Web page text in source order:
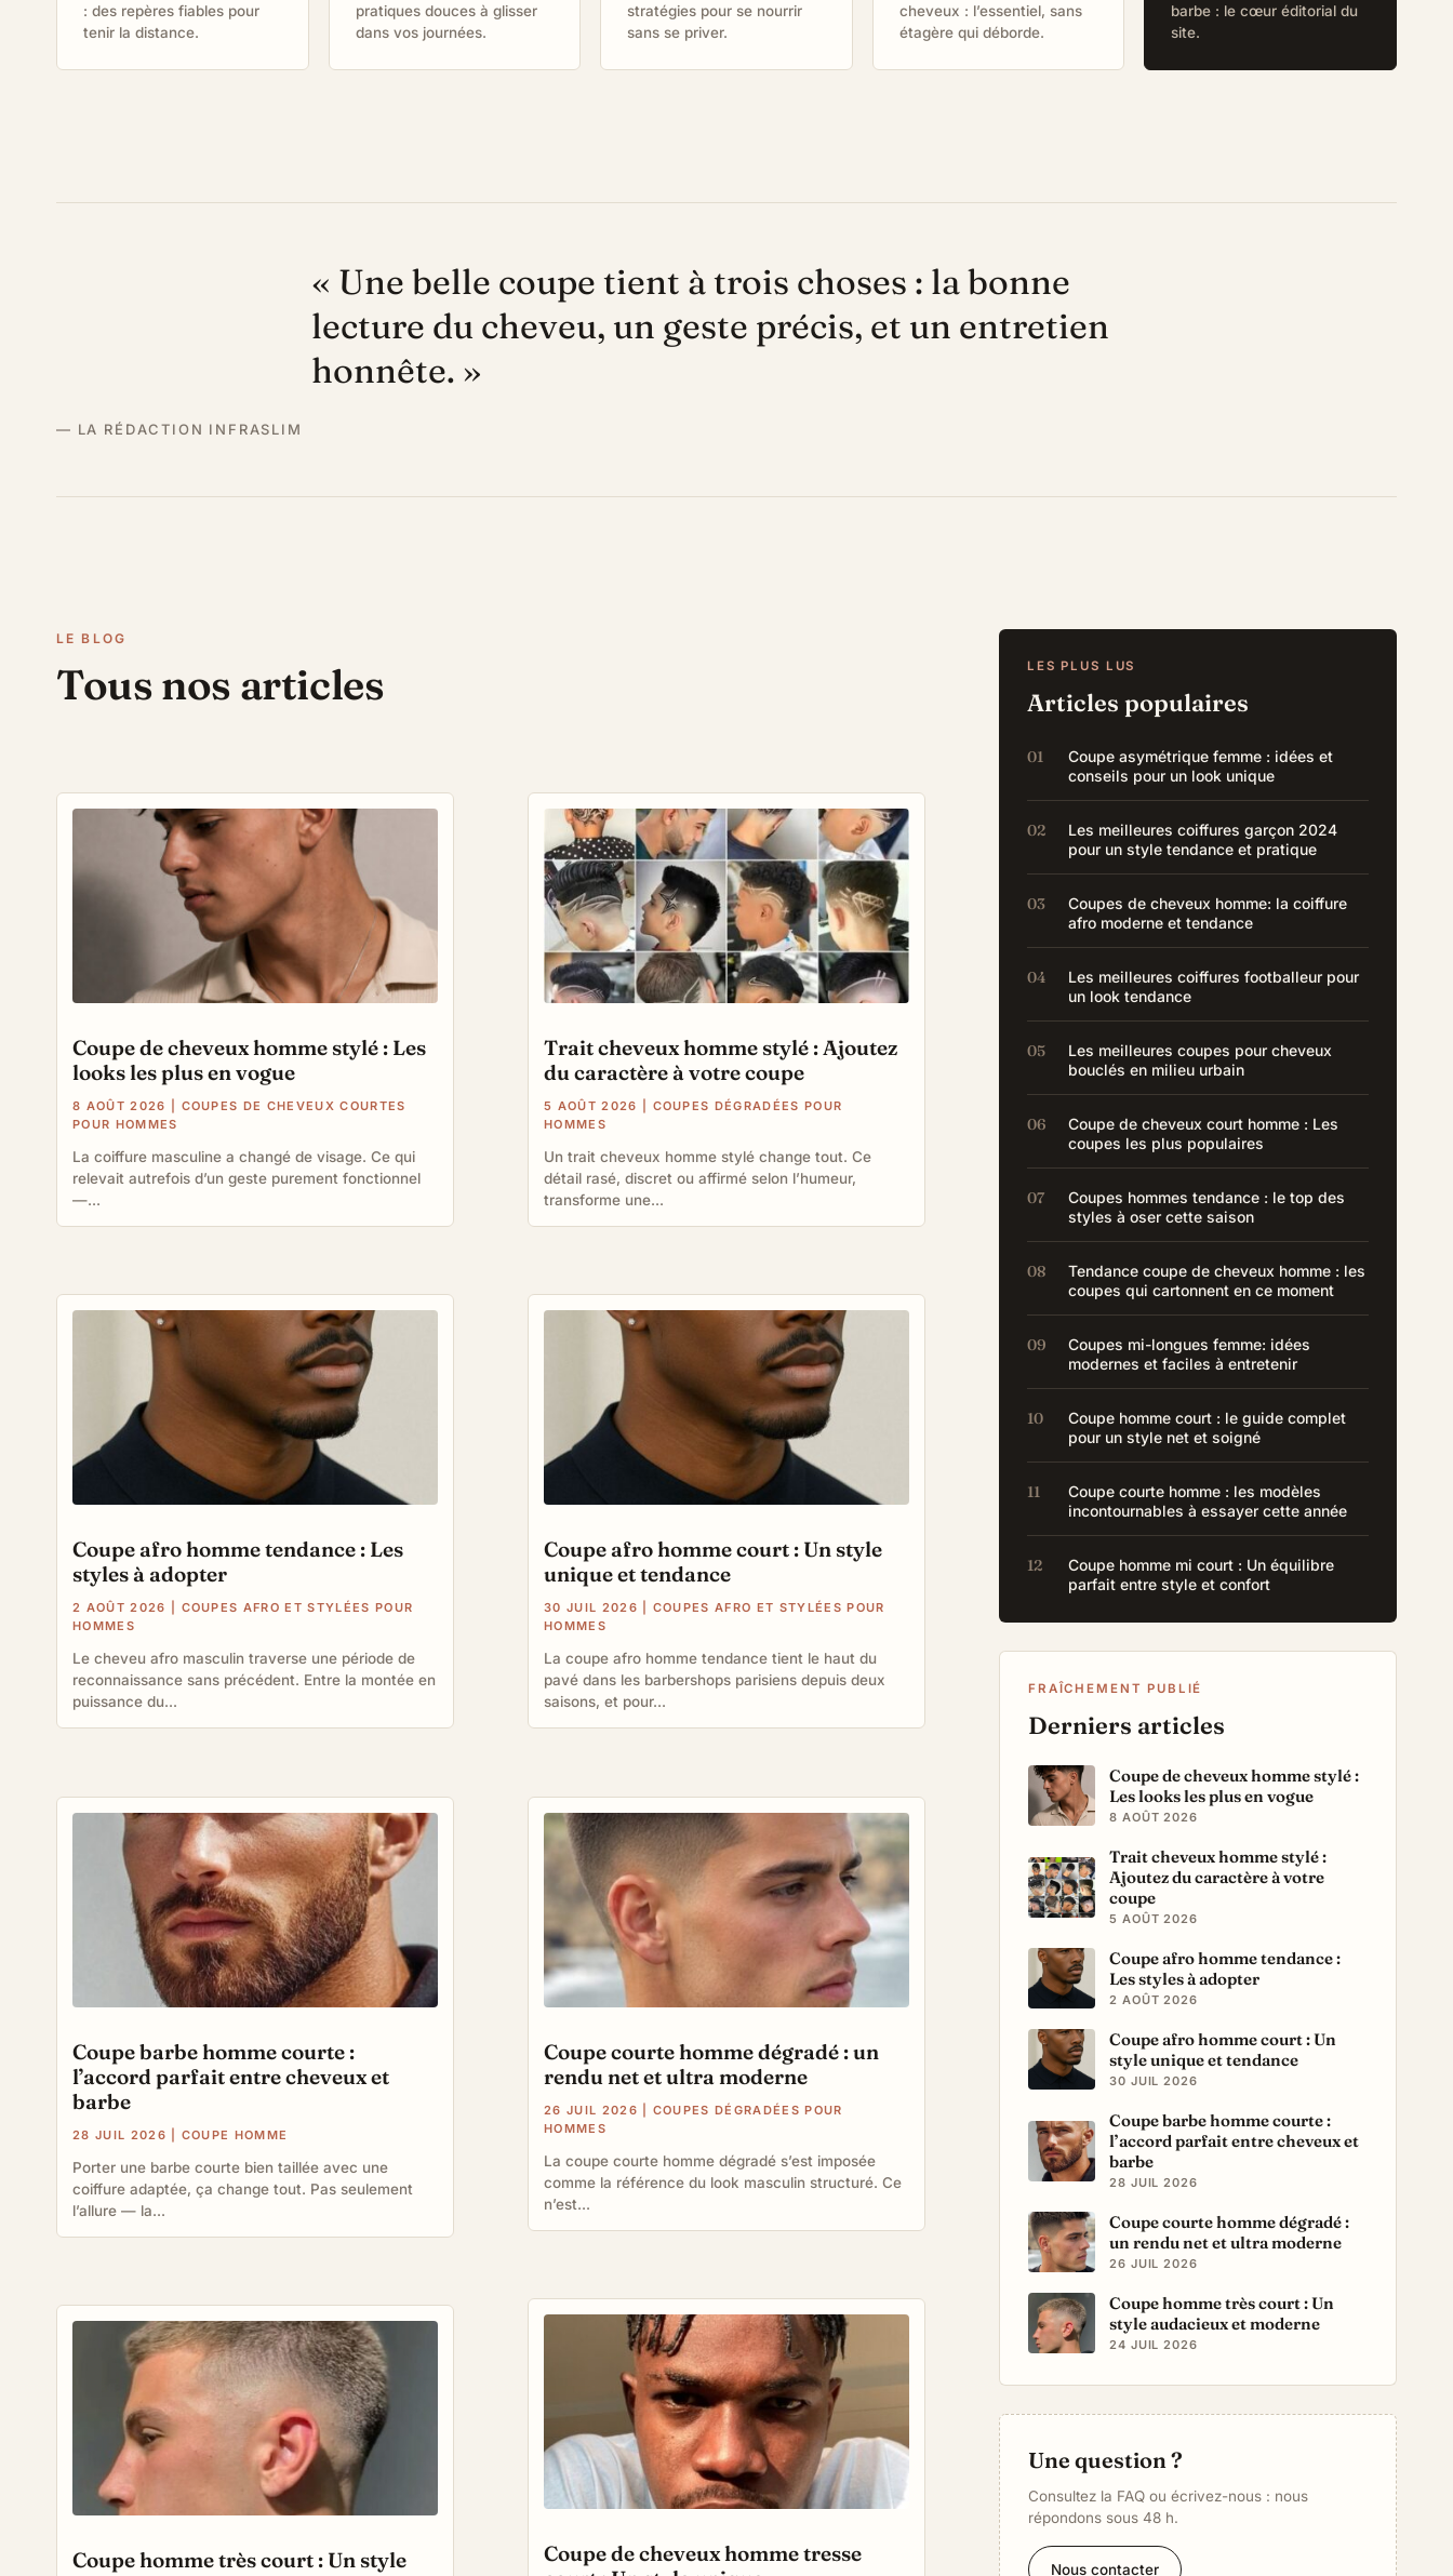
: des repères fiables pour
tenir la distance.
pratiques douces à glisser
dans vos journées.
stratégies pour se nourrir
sans se priver.
cheveux : l’essentiel, sans
étagère qui déborde.
barbe : le cœur éditorial du
site.
« Une belle coupe tient à trois choses : la bonne
lecture du cheveu, un geste précis, et un entretien
honnête. »
— LA RÉDACTION INFRASLIM
LE BLOG
Tous nos articles
Coupe de cheveux homme stylé : Les
looks les plus en vogue
8 AOÛT 2026
COUPES DE CHEVEUX COURTES
POUR HOMMES
La coiffure masculine a changé de visage. Ce qui
relevait autrefois d’un geste purement fonctionnel
—...
Coupe afro homme tendance : Les
styles à adopter
2 AOÛT 2026
COUPES AFRO ET STYLÉES POUR
HOMMES
Le cheveu afro masculin traverse une période de
reconnaissance sans précédent. Entre la montée en
puissance du...
Coupe barbe homme courte :
l’accord parfait entre cheveux et
barbe
28 JUIL 2026 COUPE HOMME
Porter une barbe courte bien taillée avec une
coiffure adaptée, ça change tout. Pas seulement
l’allure — la...
Coupe homme très court : Un style
Trait cheveux homme stylé : Ajoutez
du caractère à votre coupe
5 AOÛT 2026
COUPES DÉGRADÉES POUR
HOMMES
Un trait cheveux homme stylé change tout. Ce
détail rasé, discret ou affirmé selon l’humeur,
transforme une...
Coupe afro homme court : Un style
unique et tendance
30 JUIL 2026
COUPES AFRO ET STYLÉES POUR
HOMMES
La coupe afro homme tendance tient le haut du
pavé dans les barbershops parisiens depuis deux
saisons, et pour...
Coupe courte homme dégradé : un
rendu net et ultra moderne
26 JUIL 2026
COUPES DÉGRADÉES POUR
HOMMES
La coupe courte homme dégradé s’est imposée
comme la référence du look masculin structuré. Ce
n’est...
Coupe de cheveux homme tresse
LES PLUS LUS
Articles populaires
Coupe asymétrique femme : idées et
conseils pour un look unique
Les meilleures coiffures garçon 2024
pour un style tendance et pratique
Coupes de cheveux homme: la coiffure
afro moderne et tendance
Les meilleures coiffures footballeur pour
un look tendance
Les meilleures coupes pour cheveux
bouclés en milieu urbain
Coupe de cheveux court homme : Les
coupes les plus populaires
Coupes hommes tendance : le top des
styles à oser cette saison
Tendance coupe de cheveux homme : les
coupes qui cartonnent en ce moment
Coupes mi-longues femme: idées
modernes et faciles à entretenir
Coupe homme court : le guide complet
pour un style net et soigné
Coupe courte homme : les modèles
incontournables à essayer cette année
Coupe homme mi court : Un équilibre
parfait entre style et confort
FRAÎCHEMENT PUBLIÉ
Derniers articles
Coupe de cheveux homme stylé :
Les looks les plus en vogue
8 AOÛT 2026
Trait cheveux homme stylé :
Ajoutez du caractère à votre
coupe
5 AOÛT 2026
Coupe afro homme tendance :
Les styles à adopter
2 AOÛT 2026
Coupe afro homme court : Un
style unique et tendance
30 JUIL 2026
Coupe barbe homme courte :
l’accord parfait entre cheveux et
barbe
28 JUIL 2026
Coupe courte homme dégradé :
un rendu net et ultra moderne
26 JUIL 2026
Coupe homme très court : Un
style audacieux et moderne
24 JUIL 2026
Une question ?
Consultez la FAQ ou écrivez-nous : nous
répondons sous 48 h.
Nous contacter